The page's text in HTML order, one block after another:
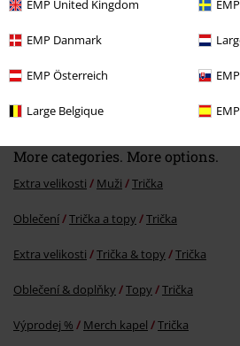
EMP United Kingdom
EMP Danmark
EMP Österreich
Large Belgique
More categories. More options.
Extra velikosti Muži Trička
Oblečení Trička a topy Trička
Extra velikosti Trička & topy Trička
Oblečení & doplňky Topy Trička
Výprodej % Merch kapel Trička